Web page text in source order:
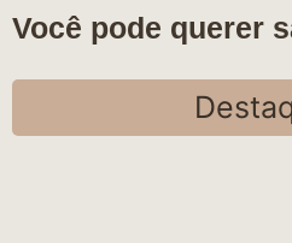
Você pode querer